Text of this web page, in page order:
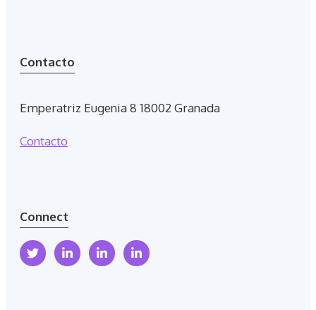
Contacto
Emperatriz Eugenia 8 18002 Granada
Contacto
Connect